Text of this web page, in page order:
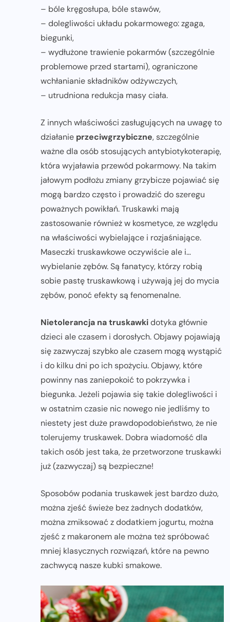
– bóle kręgosłupa, bóle stawów,
– dolegliwości układu pokarmowego: zgaga,
biegunki,
– wydłużone trawienie pokarmów (szczególnie
problemowe przed startami), ograniczone
wchłanianie składników odżywczych,
– utrudniona redukcja masy ciała.
Z innych właściwości zasługujących na uwagę to
działanie przeciwgrzybiczne, szczególnie
ważne dla osób stosujących antybiotykoterapię,
która wyjaławia przewód pokarmowy. Na takim
jałowym podłożu zmiany grzybicze pojawiać się
mogą bardzo często i prowadzić do szeregu
poważnych powikłań. Truskawki mają
zastosowanie również w kosmetyce, ze względu
na właściwości wybielające i rozjaśniające.
Maseczki truskawkowe oczywiście ale i…
wybielanie zębów. Są fanatycy, którzy robią
sobie pastę truskawkową i używają jej do mycia
zębów, ponoć efekty są fenomenalne.
Nietolerancja na truskawkidotyka głównie
dzieci ale czasem i dorosłych. Objawy pojawiają
się zazwyczaj szybko ale czasem mogą wystąpić
i do kilku dni po ich spożyciu. Objawy, które
powinny nas zaniepokoić to pokrzywka i
biegunka. Jeżeli pojawia się takie dolegliwości i
w ostatnim czasie nic nowego nie jedliśmy to
niestety jest duże prawdopodobieństwo, że nie
tolerujemy truskawek. Dobra wiadomość dla
takich osób jest taka, że przetworzone truskawki
już (zazwyczaj) są bezpieczne!
Sposobów podania truskawek jest bardzo dużo,
można zjeść świeże bez żadnych dodatków,
można zmiksować z dodatkiem jogurtu, można
zjeść z makaronem ale można też spróbować
mniej klasycznych rozwiązań, które na pewno
zachwycą nasze kubki smakowe.